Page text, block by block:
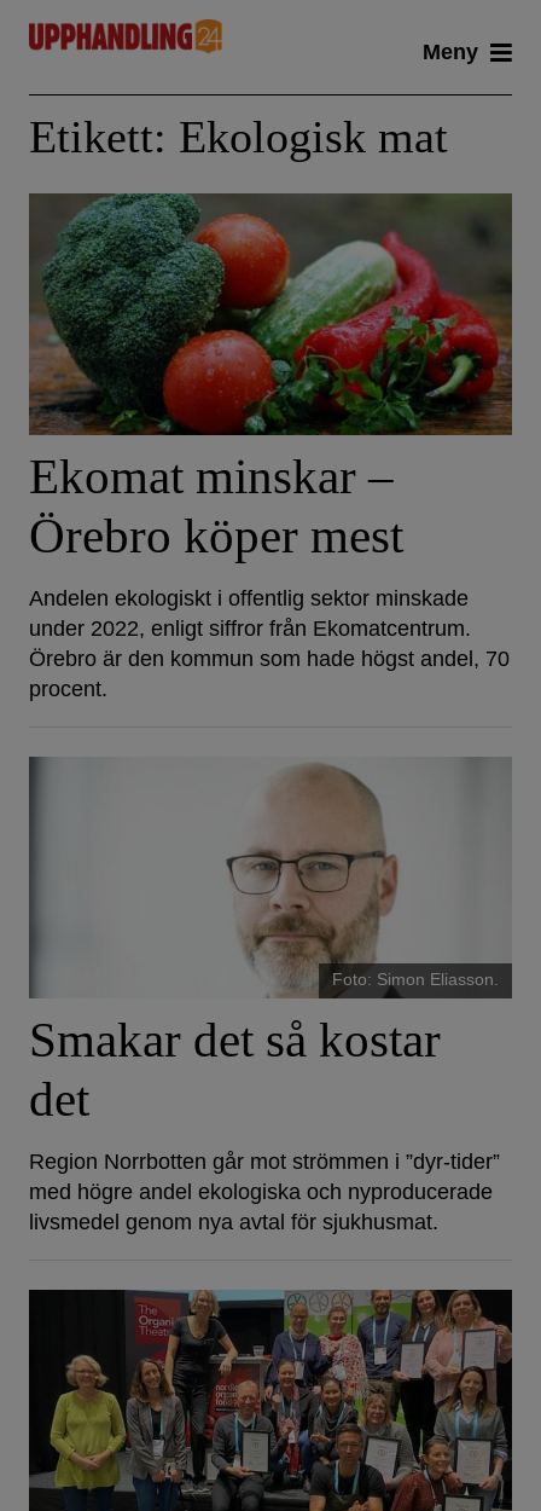
content
Meny
Etikett: Ekologisk mat
Ekomat minskar –
Örebro köper mest
Andelen ekologiskt i offentlig sektor minskade
under 2022, enligt siffror från Ekomatcentrum.
Örebro är den kommun som hade högst andel, 70
procent.
Foto: Simon Eliasson.
Smakar det så kostar
det
Region Norrbotten går mot strömmen i ”dyr-tider”
med högre andel ekologiska och nyproducerade
livsmedel genom nya avtal för sjukhusmat.